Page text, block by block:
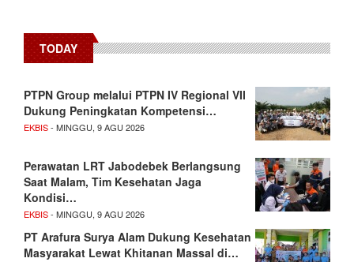
TODAY
PTPN Group melalui PTPN IV Regional VII
Dukung Peningkatan Kompetensi…
EKBIS- MINGGU, 9 AGU 2026
Perawatan LRT Jabodebek Berlangsung
Saat Malam, Tim Kesehatan Jaga
Kondisi…
EKBIS- MINGGU, 9 AGU 2026
PT Arafura Surya Alam Dukung Kesehatan
Masyarakat Lewat Khitanan Massal di…